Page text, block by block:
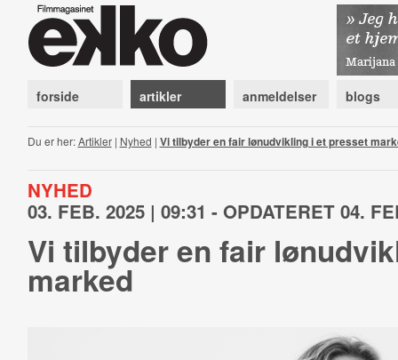
forside artikler anmeldelser blogs
Du er her:Artikler| Nyhed | Vi tilbyder en fair lønudvikling i et presset
NYHED
03. FEB. 2025 | 09:31 - OPDATERET 04.
Vi tilbyder en fair
marked